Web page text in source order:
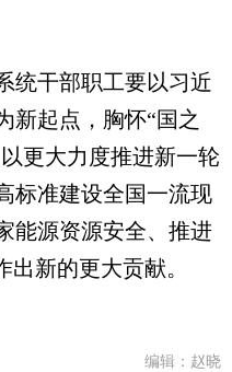
干部职工要以习近
新起点，胸怀“国之
更大力度推进新一轮
标准建设全国一流现
能源资源安全、推进
出新的更大贡献。
编辑：赵晓